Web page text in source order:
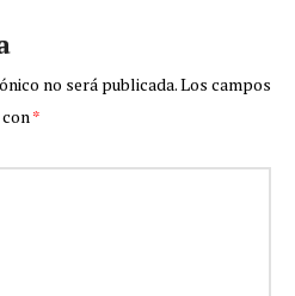
no será publicada.Los campos
*